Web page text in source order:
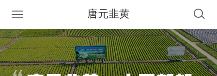
唐元韭黄